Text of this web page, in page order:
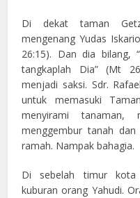
Di dekat taman
mengenang Yudas
26:15). Dan dia bilang,
tangkaplah Dia” (Mt
menjadi saksi. Sdr.
untuk memasuki
menyirami tanaman,
menggembur tanah
ramah. Nampak bahagia.
Di sebelah timur kota
kuburan orang Yahudi.